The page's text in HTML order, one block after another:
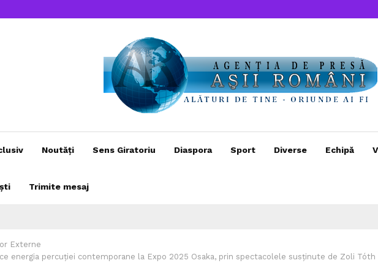
Noutăți Sens Giratoriu Diaspora Sport Diverse Echipă
Trimite mesaj
Externe
energia percuției contemporane la Expo 2025 Osaka, prin spectacolele susținute de Zoli Tóth